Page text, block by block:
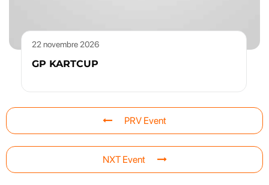
22 novembre 2026
GP KARTCUP
PRV Event
NXT Event